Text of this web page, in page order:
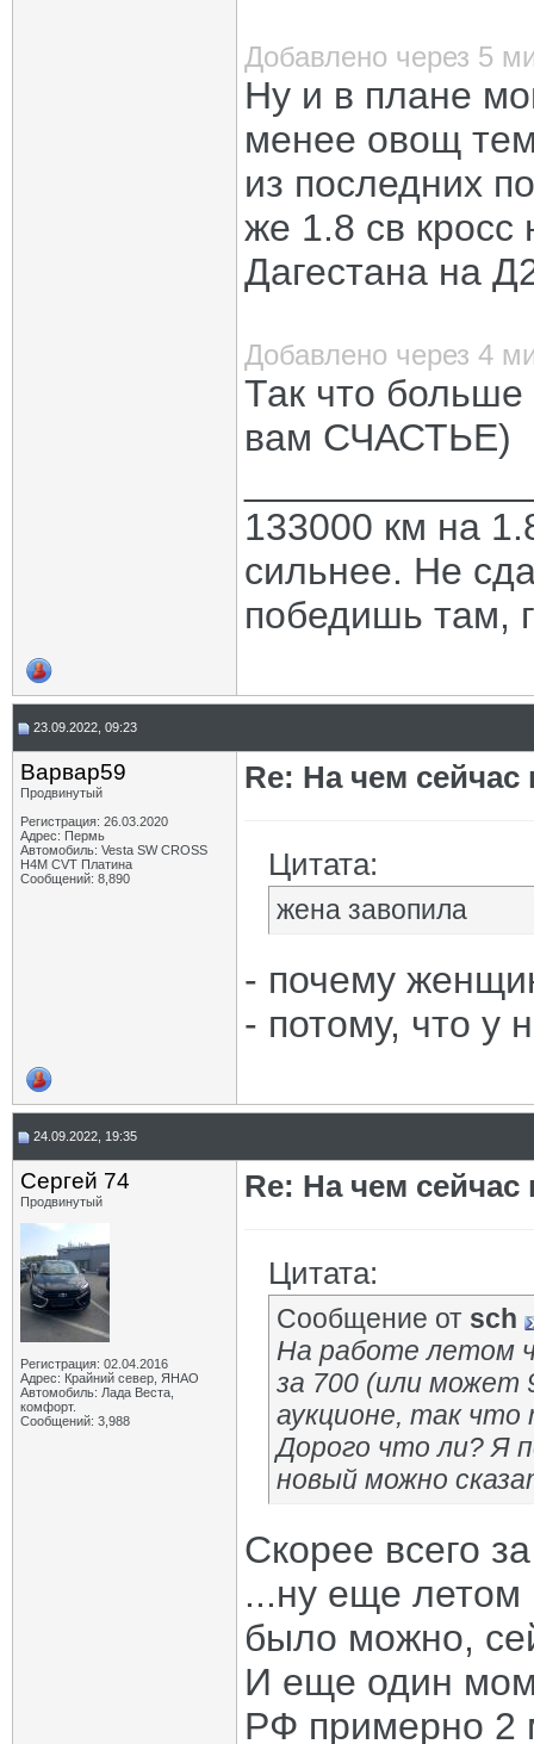
Добавлено через 5
Ну и в плане
менее овощ
из последних
же 1.8 св кросс
Дагестана на
Добавлено через 4
Так что больше
вам СЧАСТЬЕ)
133000 км на
сильнее. Не
победишь там,
23.09.2022, 09:23
Варвар59
Продвинутый
Регистрация: 26.03.2020
Адрес: Пермь
Автомобиль: Vesta SW CROSS
H4M CVT Платина
Сообщений: 8,890
Re: На чем сейчас
Цитата:
жена завопила
- почему
- потому, что у
24.09.2022, 19:35
Сергей 74
Продвинутый
Регистрация: 02.04.2016
Адрес: Крайний север, ЯНАО
Автомобиль: Лада Веста,
комфорт.
Сообщений: 3,988
Re: На чем сейчас
Цитата:
Сообщение от sch
На работе летом
за 700 (или может
аукционе, так что
Дорого что ли? Я
новый можно
Скорее всего
...ну еще летом
было можно,
И еще один
РФ примерно 2